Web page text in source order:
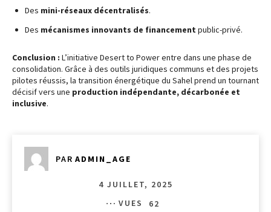
Des mini-réseaux décentralisés.
Des mécanismes innovants de financement public-privé.
Conclusion : L’initiative Desert to Power entre dans une phase de
consolidation. Grâce à des outils juridiques communs et des projets
pilotes réussis, la transition énergétique du Sahel prend un tournant
décisif vers une production indépendante, décarbonée et
inclusive.
PAR ADMIN_AGE
4 JUILLET, 2025
VUES
62